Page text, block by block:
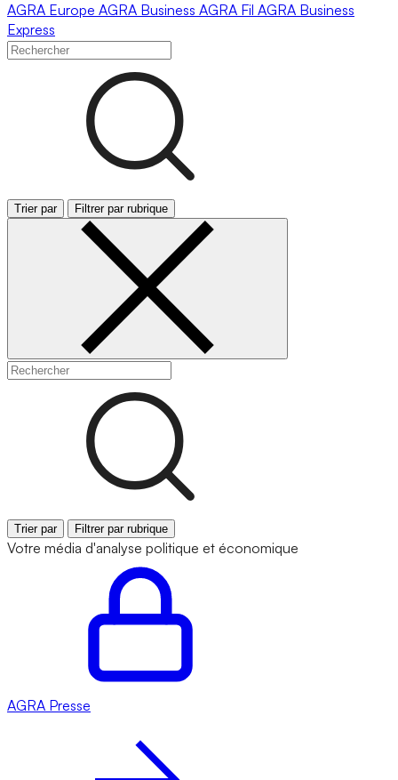
AGRA Europe AGRA Business AGRA Fil AGRA Business
Express
Trier par Filtrer par rubrique
Trier par Filtrer par rubrique
Votre média d'analyse politique et économique
AGRA Presse